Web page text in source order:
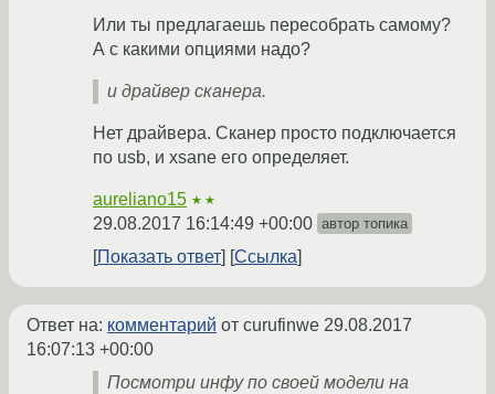
Или ты предлагаешь пересобрать самому?
А с какими опциями надо?
и драйвер сканера.
Нет драйвера. Сканер просто подключается
по usb, и xsane его определяет.
aureliano15 ★★
29.08.2017 16:14:49 +00:00 автор топика
Показать ответ Ссылка
Ответ на: комментарий от curufinwe 29.08.2017
16:07:13 +00:00
Посмотри инфу по своей модели на